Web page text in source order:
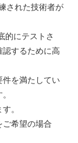
された技術者が
的にテストさ
するために高
を満たしてい
。
希望の場合